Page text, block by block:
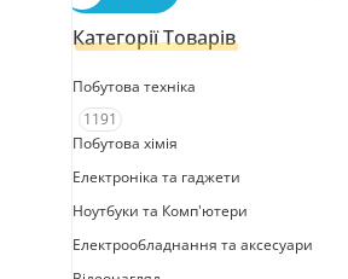
Категорії Товарів
Побутова техніка
1191
Побутова хімія
Електроніка та гаджети
Ноутбуки та Комп'ютери
Електрообладнання та аксесуари